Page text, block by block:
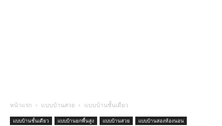
หน้าแรก แบบบ้านสวย แบบบ้านชั้นเดียว
แบบบ้านชั้นเดียว แบบบ้านยกพื้นสูง แบบบ้านสวย
แบบบ้านสองห้องนอน